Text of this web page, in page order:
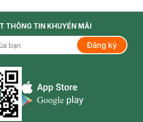
THÔNG TIN KHUYẾN MÃI
Đăng ký
Appstore icon